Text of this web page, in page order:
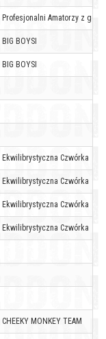
Profesjonalni Amatorzy z
BIG BOYSI
BIG BOYSI
Ekwilibrystyczna Czwórka
Ekwilibrystyczna Czwórka
Ekwilibrystyczna Czwórka
Ekwilibrystyczna Czwórka
CHEEKY MONKEY TEAM